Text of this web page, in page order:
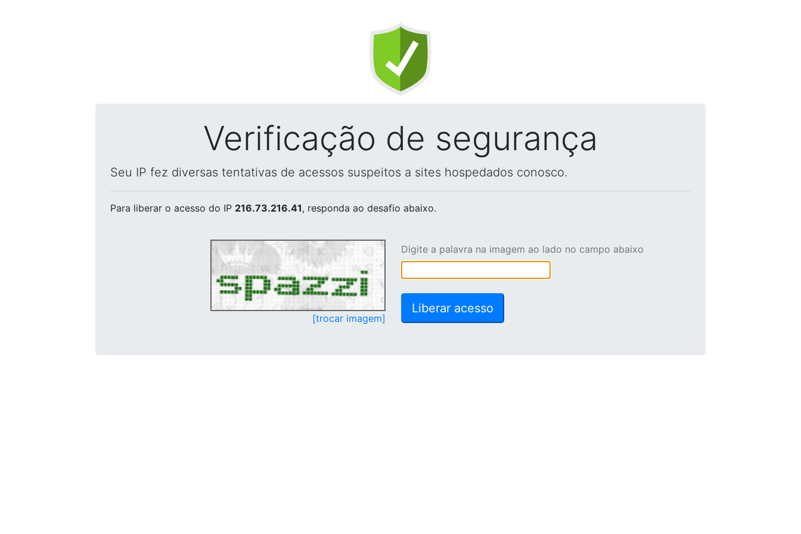
Verificação de segurança
Seu IP fez diversas tentativas de acessos suspeitos a sites hospedados conosco.
Para liberar o acesso do IP 216.73.216.41, responda ao desafio abaixo.
[trocar imagem]
Digite a palavra na imagem ao lado no campo abaixo